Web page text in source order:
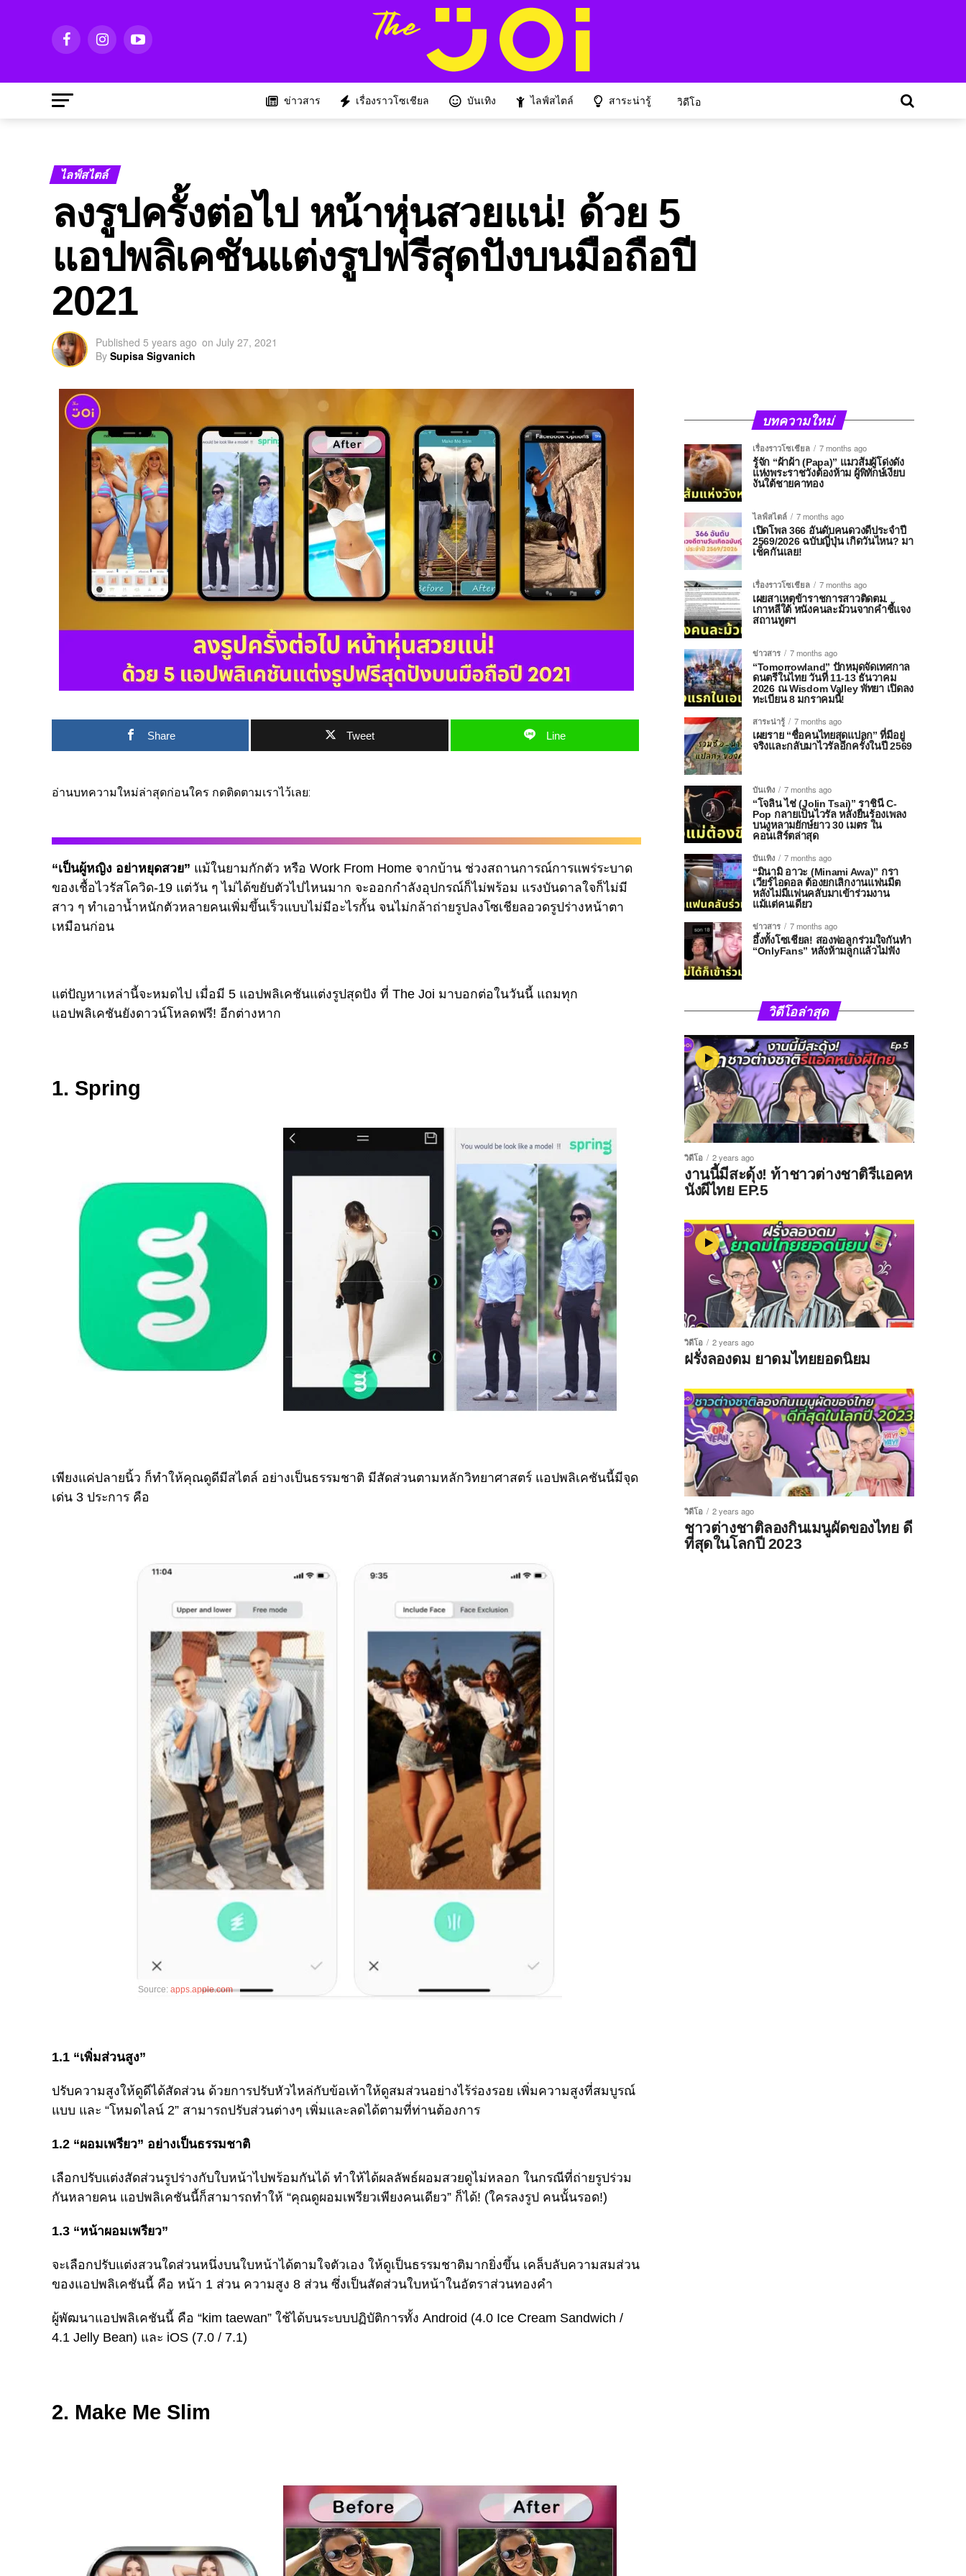
ข่าวสาร เรื่องราวโซเชียล บันเทิง ไลฟ์สไตล์ สาระน่ารู้ วิดีโอ
ไลฟ์สไตล์
ลงรูปครั้งต่อไป หน้าหุ่นสวยแน่! ด้วย 5
แอปพลิเคชันแต่งรูปฟรีสุดปังบนมือถือปี
2021
Published 5 years ago on July 27, 2021
By Supisa Sigvanich
Share Tweet Line
อ่านบทความใหม่ล่าสุดก่อนใคร กดติดตามเราไว้เลย:
“เป็นผู้หญิง อย่าหยุดสวย” แม้ในยามกักตัว หรือ Work From Home จากบ้าน ช่วงสถานการณ์การแพร่ระบาด
ของเชื้อไวรัสโควิด-19 แต่วัน ๆ ไม่ได้ขยับตัวไปไหนมาก จะออกกำลังอุปกรณ์ก็ไม่พร้อม แรงบันดาลใจก็ไม่มี
สาว ๆ ทำเอาน้ำหนักตัวหลายคนเพิ่มขึ้นเร็วแบบไม่มีอะไรกั้น จนไม่กล้าถ่ายรูปลงโซเชียลอวดรูปร่างหน้าตา
เหมือนก่อน
แต่ปัญหาเหล่านี้จะหมดไป เมื่อมี 5 แอปพลิเคชันแต่งรูปสุดปัง ที่ The Joi มาบอกต่อในวันนี้ แถมทุก
แอปพลิเคชันยังดาวน์โหลดฟรี! อีกต่างหาก
1. Spring
เพียงแค่ปลายนิ้ว ก็ทำให้คุณดูดีมีสไตล์ อย่างเป็นธรรมชาติ มีสัดส่วนตามหลักวิทยาศาสตร์ แอปพลิเคชันนี้มีจุด
เด่น 3 ประการ คือ
Source: apps.apple.com
1.1 “เพิ่มส่วนสูง”
ปรับความสูงให้ดูดีได้สัดส่วน ด้วยการปรับหัวไหล่กับข้อเท้าให้ดูสมส่วนอย่างไร้ร่องรอย เพิ่มความสูงที่สมบูรณ์
แบบ และ “โหมดไลน์ 2” สามารถปรับส่วนต่างๆ เพิ่มและลดได้ตามที่ท่านต้องการ
1.2 “ผอมเพรียว” อย่างเป็นธรรมชาติ
เลือกปรับแต่งสัดส่วนรูปร่างกับใบหน้าไปพร้อมกันได้ ทำให้ได้ผลลัพธ์ผอมสวยดูไม่หลอก ในกรณีที่ถ่ายรูปร่วม
กันหลายคน แอปพลิเคชันนี้ก็สามารถทำให้ “คุณดูผอมเพรียวเพียงคนเดียว” ก็ได้! (ใครลงรูป คนนั้นรอด!)
1.3 “หน้าผอมเพรียว”
จะเลือกปรับแต่งสวนใดส่วนหนึ่งบนใบหน้าได้ตามใจตัวเอง ให้ดูเป็นธรรมชาติมากยิ่งขึ้น เคล็บลับความสมส่วน
ของแอปพลิเคชันนี้ คือ หน้า 1 ส่วน ความสูง 8 ส่วน ซึ่งเป็นสัดส่วนใบหน้าในอัตราส่วนทองคำ
ผู้พัฒนาแอปพลิเคชันนี้ คือ “kim taewan” ใช้ได้บนระบบปฏิบัติการทั้ง Android (4.0 Ice Cream Sandwich /
4.1 Jelly Bean) และ iOS (7.0 / 7.1)
2. Make Me Slim
บทความใหม่
เรื่องราวโซเชียล
7 months ago
รู้จัก “ผ้าผ้า (Papa)” แมวส้มผู้โด่งดัง
แห่งพระราชวังต้องห้าม ผู้พิทักษ์เงียบ
งันใต้ชายคาทอง
ไลฟ์สไตล์
7 months ago
เปิดโพล 366 อันดับคนดวงดีประจำปี
2569/2026 ฉบับญี่ปุ่น เกิดวันไหน? มา
เช็คกันเลย!
เรื่องราวโซเชียล
7 months ago
เผยสาเหตุข้าราชการสาวติดตม.
เกาหลีใต้ หนังคนละม้วนจากคำชี้แจง
สถานทูตฯ
ข่าวสาร
7 months ago
“Tomorrowland” ปักหมุดจัดเทศกาล
ดนตรีในไทย วันที่ 11-13 ธันวาคม
2026 ณ Wisdom Valley พัทยา เปิดลง
ทะเบียน 8 มกราคมนี้!
สาระน่ารู้
7 months ago
เผยราย “ชื่อคนไทยสุดแปลก” ที่มีอยู่
จริงและกลับมาไวรัลอีกครั้งในปี 2569
บันเทิง
7 months ago
“โจลิน ไช่ (Jolin Tsai)” ราชินี C-
Pop กลายเป็นไวรัล หลังยืนร้องเพลง
บนงูหลามยักษ์ยาว 30 เมตร ใน
คอนเสิร์ตล่าสุด
บันเทิง
7 months ago
“มินามิ อาวะ (Minami Awa)” กรา
เวียร์ไอดอล ต้องยกเลิกงานแฟนมีต
หลังไม่มีแฟนคลับมาเข้าร่วมงาน
แม้แต่คนเดียว
ข่าวสาร
7 months ago
อึ้งทั้งโซเชียล! สองพ่อลูกร่วมใจกันทำ
“OnlyFans” หลังห้ามลูกแล้วไม่ฟัง
วิดีโอล่าสุด
วิดีโอ 2 years ago
งานนี้มีสะดุ้ง! ท้าชาวต่างชาติรีแอคห
นังผีไทย EP.5
วิดีโอ 2 years ago
ฝรั่งลองดม ยาดมไทยยอดนิยม
วิดีโอ 2 years ago
ชาวต่างชาติลองกินเมนูผัดของไทย ดี
ที่สุดในโลกปี 2023